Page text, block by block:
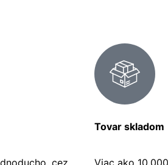
cez
Tovar skladom
Viac ako